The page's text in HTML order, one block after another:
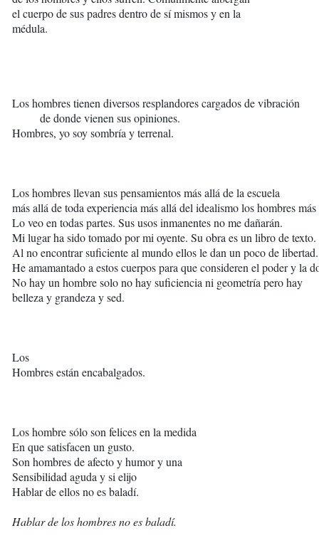
el cuerpo de sus padres dentro de sí mismos y en la
médula.
Los hombres tienen diversos resplandores cargados de vibración
de donde vienen sus opiniones.
Hombres, yo soy sombría y terrenal.
Los hombres llevan sus pensamientos más allá de la escuela
más allá de toda experiencia más allá del idealismo los hombres
Lo veo en todas partes. Sus usos inmanentes no me dañarán.
Mi lugar ha sido tomado por mi oyente. Su obra es un libro de texto.
Al no encontrar suficiente al mundo ellos le dan un poco de libertad.
He amamantado a estos cuerpos para que consideren el poder y la
No hay un hombre solo no hay suficiencia ni geometría pero hay
belleza y grandeza y sed.
Los
Hombres están encabalgados.
Los hombre sólo son felices en la medida
En que satisfacen un gusto.
Son hombres de afecto y humor y una
Sensibilidad aguda y si elijo
Hablar de ellos no es baladí.
Hablar de los hombres no es baladí.